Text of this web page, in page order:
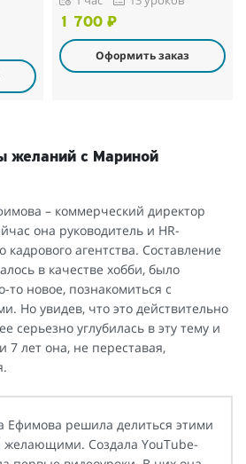
1 700 ₽
Оформить заказ
желаний с Мариной
– коммерческий директор
она руководитель и HR-
кадрового агентства. Составление
в качестве хобби, было
то новое, познакомиться с
Но увидев, что это действительно
серьезно углубилась в эту тему и
7 лет она, не переставая,
Ефимова решила делиться этими
желающими. Создала YouTube-